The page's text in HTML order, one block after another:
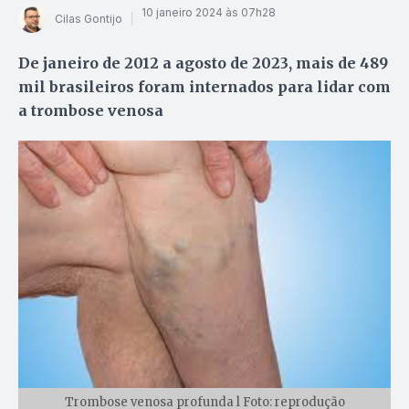
Cilas Gontijo 10 janeiro 2024 às 07h28
De janeiro de 2012 a agosto de 2023, mais de 489
mil brasileiros foram internados para lidar com
a trombose venosa
Trombose venosa profunda l Foto: reprodução